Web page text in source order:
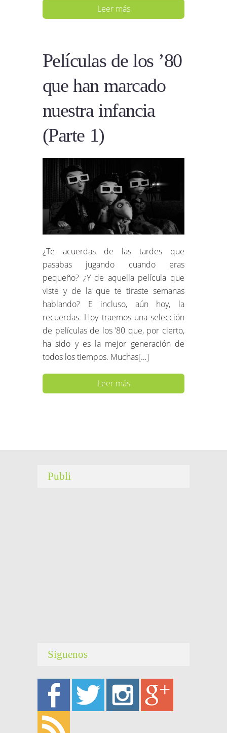
Leer más
Películas de los ’80
que han marcado
nuestra infancia
(Parte 1)
¿Te acuerdas de las tardes que
pasabas jugando cuando eras
pequeño? ¿Y de aquella película que
viste y de la que te tiraste semanas
hablando? E incluso, aún hoy, la
recuerdas. Hoy traemos una selección
de películas de los ’80 que, por cierto,
ha sido y es la mejor generación de
todos los tiempos. Muchas[…]
Leer más
Publi
Síguenos